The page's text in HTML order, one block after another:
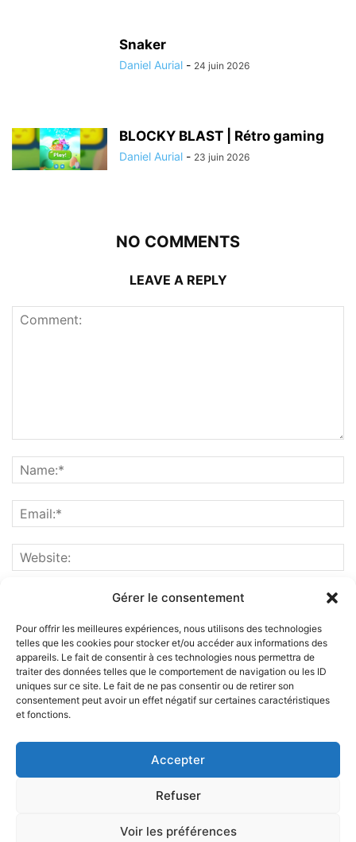
Gérer le consentement
Pour offrir les meilleures expériences, nous utilisons des technologies
telles que les cookies pour stocker et/ou accéder aux informations des
appareils. Le fait de consentir à ces technologies nous permettra de
traiter des données telles que le comportement de navigation ou les ID
uniques sur ce site. Le fait de ne pas consentir ou de retirer son
consentement peut avoir un effet négatif sur certaines caractéristiques
et fonctions.
Accepter
Refuser
Voir les préférences
Snaker
Daniel Aurial - 24 juin 2026
BLOCKY BLAST | Rétro gaming
Daniel Aurial - 23 juin 2026
NO COMMENTS
LEAVE A REPLY
ABOUT US
FOLLOW US